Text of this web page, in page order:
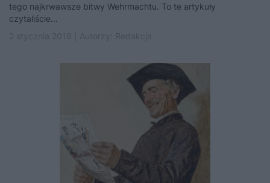
tego najkrwawsze bitwy Wehrmachtu. To te artykuły
czytaliście...